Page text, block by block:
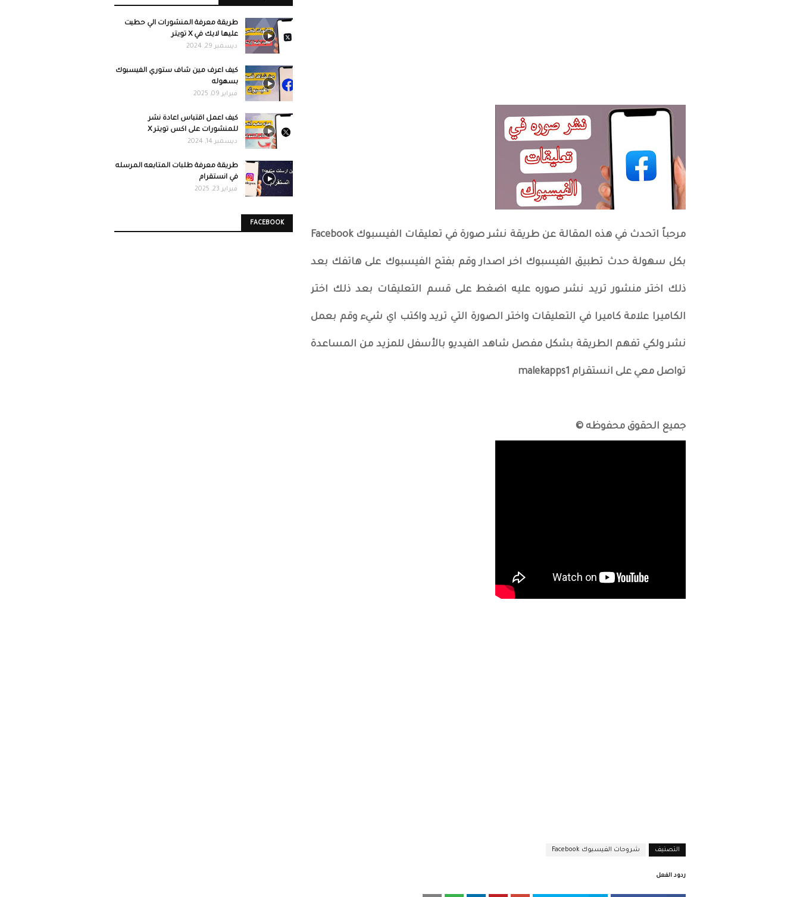
مرحباً اتحدث في هذه المقالة عن طريقة نشر صورة في تعليقات الفيسبوك Facebook
بكل سهولة حدث تطبيق الفيسبوك اخر اصدار وقم بفتح الفيسبوك على هاتفك بعد
ذلك اختر منشور تريد نشر صوره عليه اضغط على قسم التعليقات بعد ذلك اختر
الكاميرا علامة كاميرا في التعليقات واختر الصورة التي تريد واكتب اي شيء وقم بعمل
نشر ولكي تفهم الطريقة بشكل مفصل شاهد الفيديو بالأسفل للمزيد من المساعدة
تواصل معي على انستقرام malekapps1
جميع الحقوق محفوظه ©
التصنيف شروحات الفيسبوك Facebook
ردود الفعل
طريقة معرفة المنشورات الي حطيت
عليها لايك في X تويتر
ديسمبر 29, 2024
كيف اعرف مين شاف ستوري الفيسبوك
بسهوله
فبراير 09, 2025
كيف اعمل اقتباس اعادة نشر
للمنشورات على اكس تويتر X
ديسمبر 14, 2024
طريقة معرفة طلبات المتابعه المرسله
في انستقرام
فبراير 23, 2025
FACEBOOK